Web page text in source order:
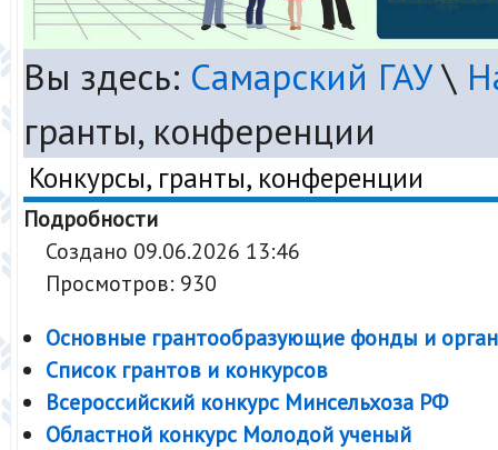
Вы здесь: Самарский ГАУ\
гранты, конференции
Конкурсы, гранты, конференции
Подробности
Создано 09.06.2026 13:46
Просмотров: 930
Основные грантообразующие фонды и
Список грантов и конкурсов
Всероссийский конкурс Минсельхоза РФ
Областной конкурс Молодой ученый